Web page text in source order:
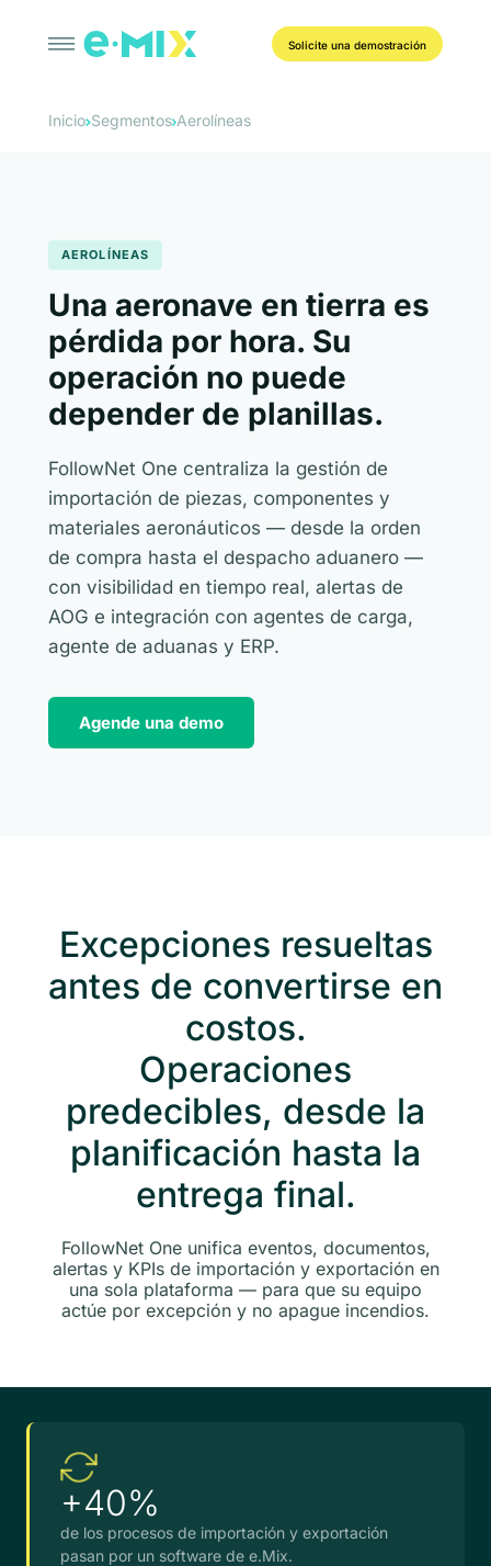
Solicite una demostración
Inicio Segmentos Aerolíneas
AEROLÍNEAS
Una aeronave en tierra es
pérdida por hora. Su
operación no puede
depender de planillas.
FollowNet One centraliza la gestión de
importación de piezas, componentes y
materiales aeronáuticos — desde la orden
de compra hasta el despacho aduanero —
con visibilidad en tiempo real, alertas de
AOG e integración con agentes de carga,
agente de aduanas y ERP.
Agende una demo
Excepciones resueltas
antes de convertirse en
costos.
Operaciones
predecibles, desde la
planificación hasta la
entrega final.
FollowNet One unifica eventos, documentos,
alertas y KPIs de importación y exportación en
una sola plataforma — para que su equipo
actúe por excepción y no apague incendios.
+40%
de los procesos de importación y exportación
pasan por un software de e.Mix.